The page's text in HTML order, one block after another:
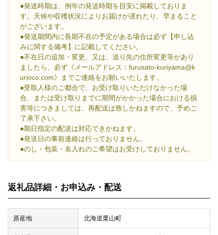
●発送時期は、例年の発送時期を目安に掲載しておりま
す。天候や収穫状況によりお届けが遅れたり、早まること
がございます。
●発送期間内に長期不在の予定がある場合は必ず【申し込
みに関する備考】に記載してください。
●不在日の追加・変更、又は、送り先の住所変更等があり
ましたら、必ず《メールアドレス：furusato-kuriyama@k
urioco.com》までご連絡をお願いいたします。
●受取人様のご都合で、お受け取りいただけなかった場
合、または受け取りまでに期間がかかった場合における損
害等につきましては、再配送は致しかねますので、予めご
了承下さい。
●期日指定の配送は対応できかねます。
●発送日の事前連絡は行っておりません。
●のし・包装・名入れのご希望はお受けしておりません。
返礼品詳細・お申込み・配送
原産地 北海道栗山町